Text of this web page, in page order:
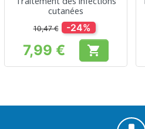
cutanées
10,47 € -24%
Prix
7,99 € 